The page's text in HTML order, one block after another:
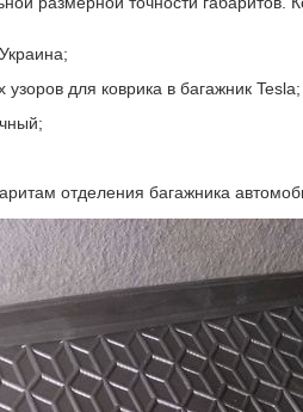
для коврика в багажник Tesla;
отделения багажника